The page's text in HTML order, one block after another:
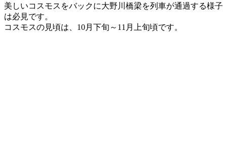
美しいコスモスをバックに大野川橋梁を列車が通過する様子
は必見です。
コスモスの見頃は、10月下旬～11月上旬頃です。